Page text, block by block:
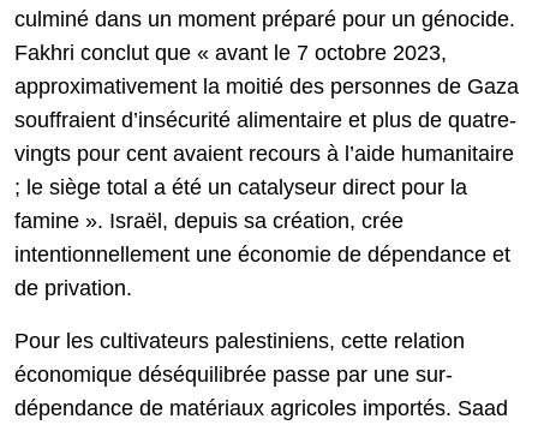
culminé dans un moment préparé pour un génocide.
Fakhri conclut que « avant le 7 octobre 2023,
approximativement la moitié des personnes de Gaza
souffraient d’insécurité alimentaire et plus de quatre-
vingts pour cent avaient recours à l’aide humanitaire
; le siège total a été un catalyseur direct pour la
famine ». Israël, depuis sa création, crée
intentionnellement une économie de dépendance et
de privation.
Pour les cultivateurs palestiniens, cette relation
économique déséquilibrée passe par une sur-
dépendance de matériaux agricoles importés. Saad